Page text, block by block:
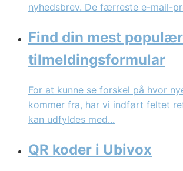
nyhedsbrev. De færreste e-mail-
Find din mest
tilmeldingsformular
For at kunne se forskel på hvor
kommer fra, har vi indført feltet
kan udfyldes med...
QR koder i Ubivox